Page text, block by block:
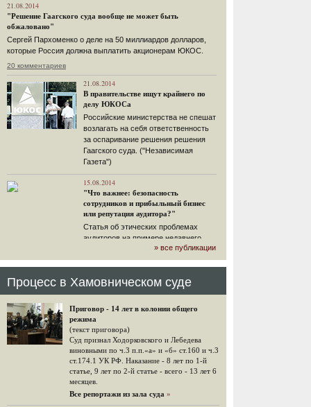
21.08.2014
"Решение Гаагского суда вообще не может быть
обжаловано"
Сергей Пархоменко о деле на 50 миллиардов долларов,
которые Россия должна выплатить акционерам ЮКОС.
20 комментариев
21.08.2014
В правительстве ищут крайнего по
делу ЮКОСа
Российские министерства не спешат
возлагать на себя ответственность
за оспаривание решения решения
Гаагского суда. ("Независимая
Газета")
15.08.2014
"Что важнее: безопасность
сотрудников и прибыльный бизнес
или репутация аудитора?"
Статья об этических проблемах
аудиторов на примере недавнего
громкого арбитражного решения по
ЮКОСу. (navalny.com)
15.08.2014
конфискационным санкциям со
стороны государства, оказались под
защитой арбитражного суда"
Швейцарская газета "Neue Zuercher
Zeitung" о гаагском судебном
решении.
48 комментариев
» все публикации
Процесс в Хамовническом суде
Приговор - 14 лет в колонии общего
режима
(текст приговора)
Суд признал Ходорковского и Лебедева
виновными по ч.3 п.п.«а» и «б» ст.160 и ч.3
ст.174.1 УК РФ. Наказание - 8 лет по 1-й
статье, 9 лет по 2-й статье - всего - 13 лет 6
месяцев.
Все репортажи из зала суда »